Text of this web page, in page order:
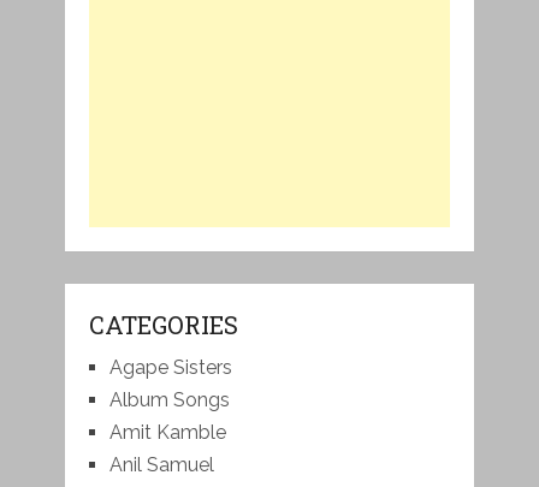
CATEGORIES
Agape Sisters
Album Songs
Amit Kamble
Anil Samuel